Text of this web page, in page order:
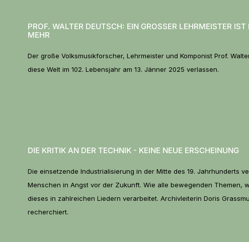
PROF. WALTER DEUTSCH: EIN GROSSER LEHRMEISTER IST
EHR
Der große Volksmusikforscher, Lehrmeister und Komponist Prof.
diese Welt im 102. Lebensjahr am 13. Jänner 2025 verlassen.
DIE KRITIK AN DER TECHNIK - KEINE NEUE ERSCHEINUNG
Die einsetzende Industrialisierung in der Mitte des 19. Jahrhunderts
Menschen in Angst vor der Zukunft. Wie alle bewegenden Themen,
dieses in zahlreichen Liedern verarbeitet. Archivleiterin Doris
recherchiert.